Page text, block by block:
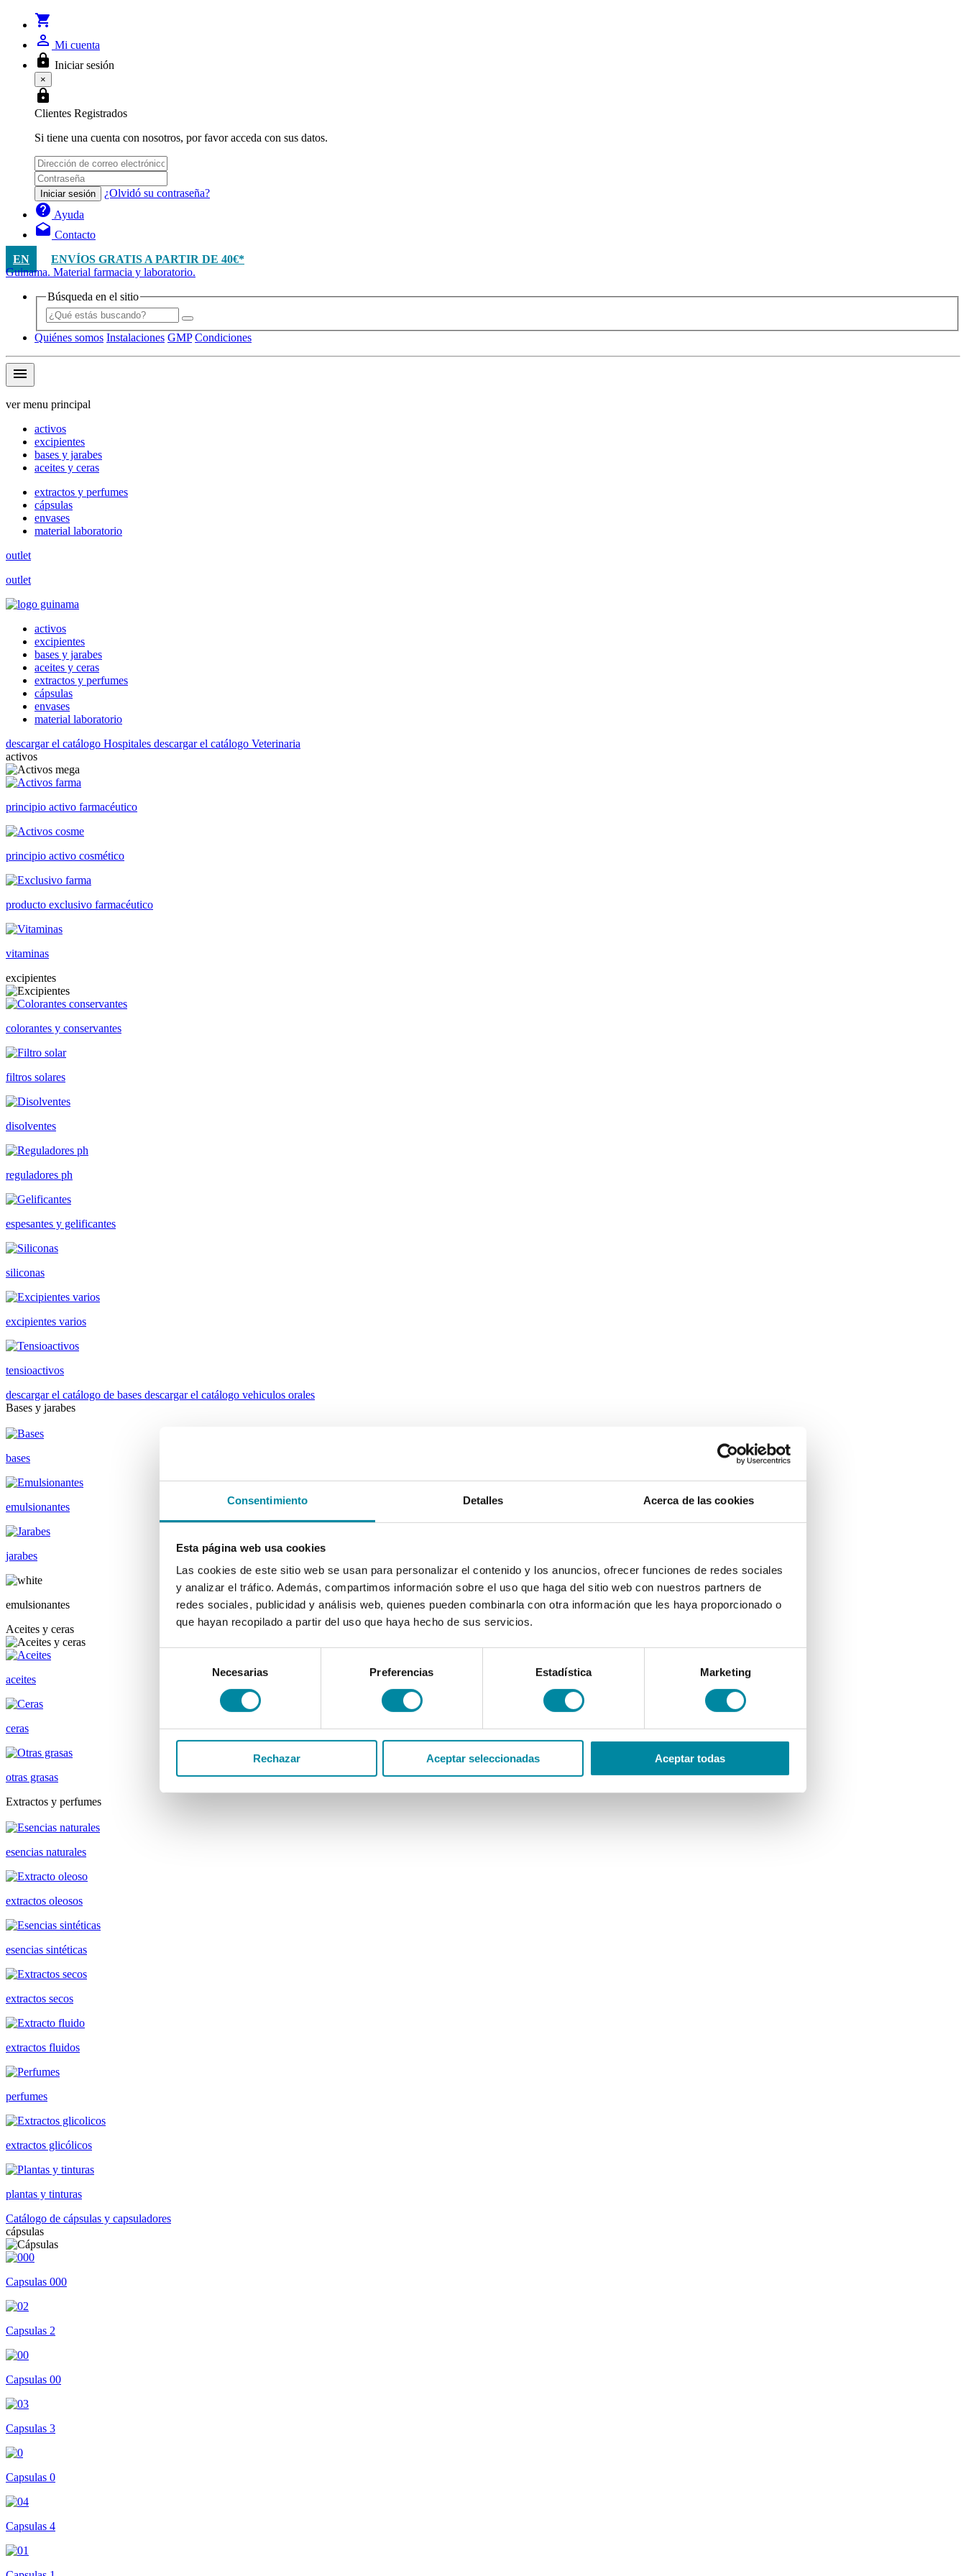
Consentimiento Detalles Acerca de las cookies
Esta página web usa cookies
Las cookies de este sitio web se usan para personalizar el contenido y los anuncios, ofrecer funciones de redes sociales
y analizar el tráfico. Además, compartimos información sobre el uso que haga del sitio web con nuestros partners de
redes sociales, publicidad y análisis web, quienes pueden combinarla con otra información que les haya proporcionado o
que hayan recopilado a partir del uso que haya hecho de sus servicios.
consentimiento
Necesarias Preferencias Estadística Marketing
Rechazar Aceptar seleccionadas Aceptar todas
shopping_cart
person_outline Mi cuenta
lock Iniciar sesión
×
lock
Clientes Registrados
Si tiene una cuenta con nosotros, por favor acceda con sus datos.
Iniciar sesión ¿Olvidó su contraseña?
help Ayuda
drafts Contacto
EN
ENVÍOS GRATIS A PARTIR DE 40€*
Guinama. Material farmacia y laboratorio.
Búsqueda en el sitio
Quiénes somos Instalaciones GMP Condiciones
menu
ver menu principal
activos
excipientes
bases y jarabes
aceites y ceras
extractos y perfumes
cápsulas
envases
material laboratorio
outlet
outlet
activos
excipientes
bases y jarabes
aceites y ceras
extractos y perfumes
cápsulas
envases
material laboratorio
descargar el catálogo Hospitales descargar el catálogo Veterinaria
activos
principio activo farmacéutico
principio activo cosmético
producto exclusivo farmacéutico
vitaminas
excipientes
colorantes y conservantes
filtros solares
disolventes
reguladores ph
espesantes y gelificantes
siliconas
excipientes varios
tensioactivos
descargar el catálogo de bases descargar el catálogo vehiculos orales
Bases y jarabes
bases
emulsionantes
jarabes
emulsionantes
Aceites y ceras
aceites
ceras
otras grasas
Extractos y perfumes
esencias naturales
extractos oleosos
esencias sintéticas
extractos secos
extractos fluidos
perfumes
extractos glicólicos
plantas y tinturas
Catálogo de cápsulas y capsuladores
cápsulas
Capsulas 000
Capsulas 2
Capsulas 00
Capsulas 3
Capsulas 0
Capsulas 4